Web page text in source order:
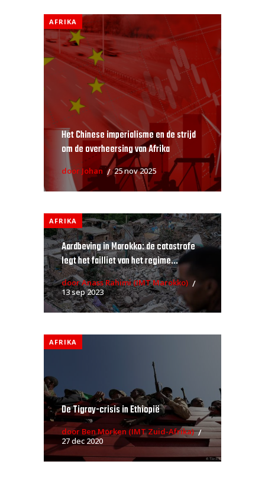
AFRIKA
Het Chinese imperialisme en de strijd
om de overheersing van Afrika
door Johan 25 nov 2025
AFRIKA
Aardbeving in Marokko: de catastrofe
legt het failliet van het regime...
door Anass Rahimi (IMT Marokko)
13 sep 2023
AFRIKA
De Tigray-crisis in Ethiopië
door Ben Morken (IMT Zuid-Afrika)
27 dec 2020